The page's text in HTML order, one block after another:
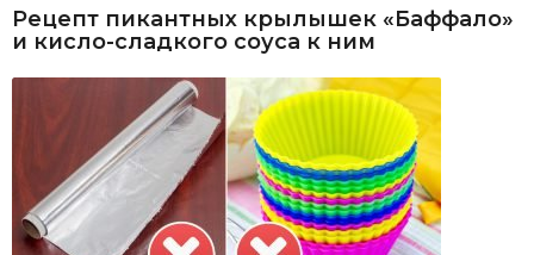
Рецепт пикантных крылышек «Баффало»
и кисло-сладкого соуса к ним